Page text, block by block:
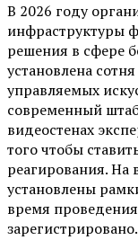
В 2026 году
инфраструктуры
решения в сфере
установлена
управляемых
современный
видеостенах
того чтобы
реагирования. На
установлены
время
зарегистрировано.